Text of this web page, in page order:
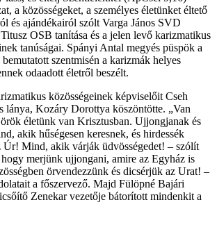
a közösségeket, a személyes életünket éltető
és ajándékairól szólt Varga János SVD
OSB tanítása és a jelen levő karizmatikus
tanúságai. Spányi Antal megyés püspök a
szentmisén a karizmák helyes
odaadott életről beszélt.
közösségeinek képviselőit Cseh
lánya, Kozáry Dorottya köszöntötte. „Van
életünk van Krisztusban. Ujjongjanak és
akik hűségesen keresnek, és hirdessék
Úr! Mind, akik várják üdvösségedet! – szólít
merjünk ujjongani, amire az Egyház is
örvendezzünk és dicsérjük az Urat! –
a főszervező. Majd Fülöpné Bajári
Zenekar vezetője bátorított mindenkit a